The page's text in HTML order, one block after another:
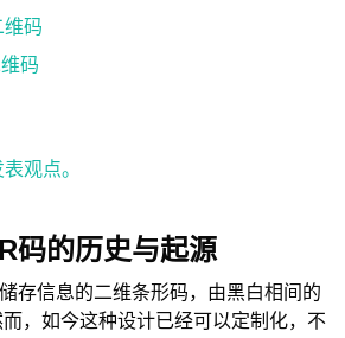
维码
码
观点。
码的历史与起源
存信息的二维条形码，由黑白相间的
，如今这种设计已经可以定制化，不